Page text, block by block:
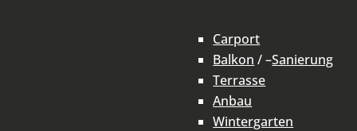
Carport
Balkon / –Sanierung
Terrasse
Anbau
Wintergarten